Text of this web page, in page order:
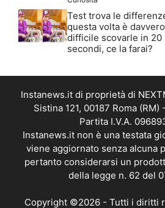
Test trova le
questa volta è davvero
difficile scovarle in 20
secondi, ce la farai?
Instanews.it di proprietà di
Sistina 121, 00187 Roma
Partita I.V.A.
Instanews.it non è una testata
viene aggiornato senza alcuna
pertanto considerarsi un
della legge n. 62 del
Copyright ©2026 - Tutti i diritti